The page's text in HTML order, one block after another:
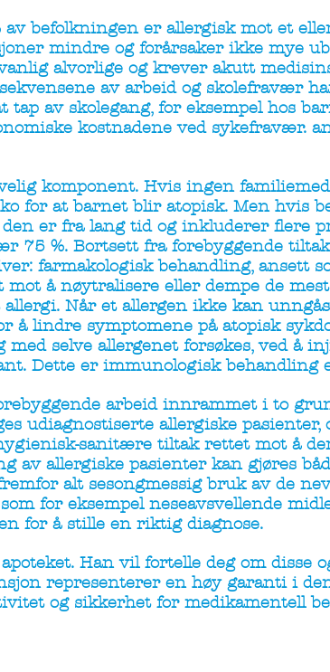
av befolkningen er allergisk mot et
mindre og forårsaker ikke mye
alvorlige og krever akutt
av arbeid og skolefravær
tap av skolegang, for eksempel hos
kostnadene ved sykefravær.
komponent. Hvis ingen
for at barnet blir atopisk. Men hvis
er fra lang tid og inkluderer flere
75 %. Bortsett fra forebyggende
farmakologisk behandling, ansett
mot å nøytralisere eller dempe de
Når et allergen ikke kan
å lindre symptomene på atopisk
med selve allergenet forsøkes, ved å
Dette er immunologisk behandling
arbeid innrammet i to
udiagnostiserte allergiske
sanitære tiltak rettet mot å
av allergiske pasienter kan gjøres
alt sesongmessig bruk av de
for eksempel neseavsvellende
for å stille en riktig diagnose.
Han vil fortelle deg om disse
representerer en høy garanti i
og sikkerhet for medikamentell